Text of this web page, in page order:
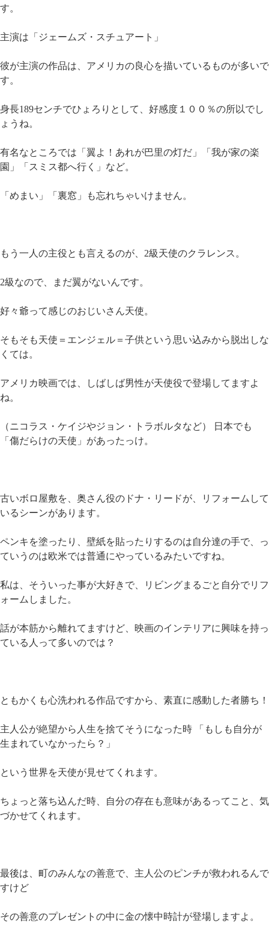
す。
主演は「ジェームズ・スチュアート」
彼が主演の作品は、アメリカの良心を描いているものが多いで
す。
身長189センチでひょろりとして、好感度１００％の所以でし
ょうね。
有名なところでは「翼よ！あれが巴里の灯だ」「我が家の楽
園」「スミス都へ行く」など。
「めまい」「裏窓」も忘れちゃいけません。
もう一人の主役とも言えるのが、2級天使のクラレンス。
2級なので、まだ翼がないんです。
好々爺って感じのおじいさん天使。
そもそも天使＝エンジェル＝子供という思い込みから脱出しな
くては。
アメリカ映画では、しばしば男性が天使役で登場してますよ
ね。
（ニコラス・ケイジやジョン・トラボルタなど） 日本でも
「傷だらけの天使」があったっけ。
古いボロ屋敷を、奥さん役のドナ・リードが、リフォームして
いるシーンがあります。
ペンキを塗ったり、壁紙を貼ったりするのは自分達の手で、っ
ていうのは欧米では普通にやっているみたいですね。
私は、そういった事が大好きで、リビングまるごと自分でリフ
ォームしました。
話が本筋から離れてますけど、映画のインテリアに興味を持っ
ている人って多いのでは？
ともかくも心洗われる作品ですから、素直に感動した者勝ち！
主人公が絶望から人生を捨てそうになった時 「もしも自分が
生まれていなかったら？」
という世界を天使が見せてくれます。
ちょっと落ち込んだ時、自分の存在も意味があるってこと、気
づかせてくれます。
最後は、町のみんなの善意で、主人公のピンチが救われるんで
すけど
その善意のプレゼントの中に金の懐中時計が登場しますよ。